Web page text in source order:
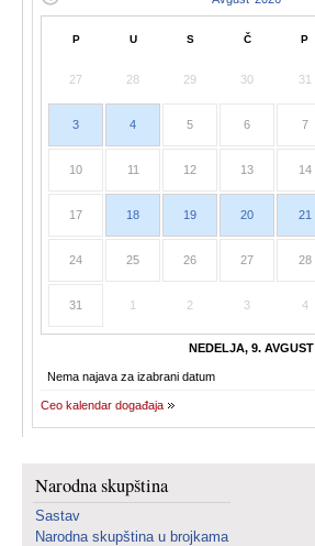
P U S Č P
27 28 29 30 31
3 4 5 6 7
10 11 12 13 14
17 18 19 20 21
24 25 26 27 28
31 1 2 3 4
NEDELJA, 9. AVGUST
Nema najava za izabrani datum
Ceo kalendar događaja
Narodna skupština
Sastav
Narodna skupština u brojkama